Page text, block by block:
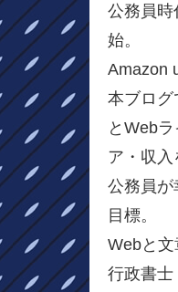
公務員時
始。
Amazon
本ブログ
とWeb
ア・収入
公務員が
目標。
Webと文
行政書士